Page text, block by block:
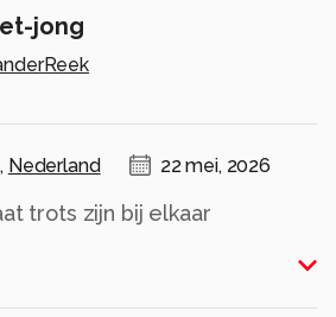
jong
, Nederland 22 mei, 2026
trots zijn bij elkaar
met de onscherpe moeder of